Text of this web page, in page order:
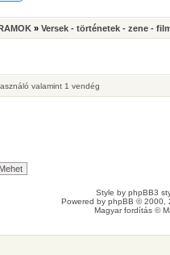
» Versek - történetek - zene -
valamint 1 vendég
Style by phpBB3
Powered by phpBB © 2000,
Magyar fordítás ©